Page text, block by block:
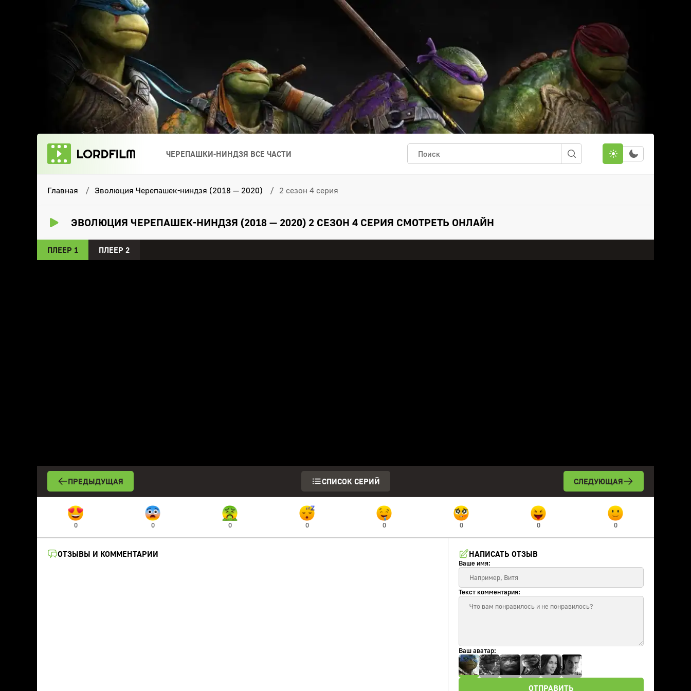
ЧЕРЕПАШКИ-НИНДЗЯ ВСЕ ЧАСТИ
Главная Эволюция Черепашек-ниндзя (2018 — 2020) 2 сезон 4 серия
ЭВОЛЮЦИЯ ЧЕРЕПАШЕК-НИНДЗЯ (2018 — 2020) 2 СЕЗОН 4 СЕРИЯ СМОТРЕТЬ ОНЛАЙН
ПЛЕЕР 1 ПЛЕЕР 2
ПРЕДЫДУЩАЯ СПИСОК СЕРИЙ СЛЕДУЮЩАЯ
0 0 0 0 0 0 0 0
ОТЗЫВЫ И КОММЕНТАРИИ НАПИСАТЬ ОТЗЫВ
Ваше имя:
Текст комментария:
Ваш аватар:
ОТПРАВИТЬ